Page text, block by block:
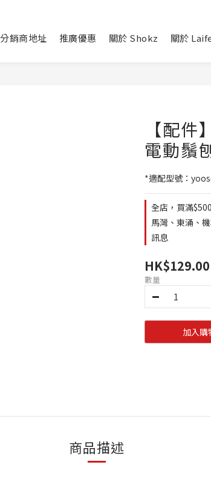
分銷商地址 推廣優惠 關於 Shokz 關於
【配
電動鬚
*適配型號：
全店，買滿
馬灣、東涌、
訊息
HK$129.00
數量
加入購
商品描述